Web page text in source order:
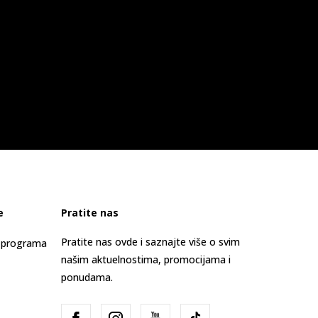
Pratite nas
Pratite nas ovde i saznajte više o svim
našim aktuelnostima, promocijama i
ponudama.